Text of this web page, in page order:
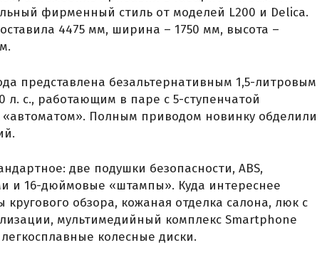
фирменный стиль от моделей L200 и Delica.
4475 мм, ширина – 1750 мм, высота –
представлена безальтернативным 1,5-литровым
с., работающим в паре с 5-ступенчатой
Полным приводом новинку обделили
две подушки безопасности, ABS,
и 16-дюймовые «штампы». Куда интереснее
обзора, кожаная отделка салона, люк с
мультимедийный комплекс Smartphone
колесные диски.